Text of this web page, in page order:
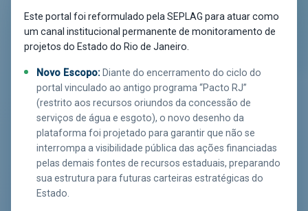
Este portal foi reformulado pela SEPLAG para atuar como
um canal institucional permanente de monitoramento de
projetos do Estado do Rio de Janeiro.
Novo Escopo:Diante do encerramento do ciclo do
portal vinculado ao antigo programa “Pacto RJ”
(restrito aos recursos oriundos da concessão de
serviços de água e esgoto), o novo desenho da
plataforma foi projetado para garantir que não se
interrompa a visibilidade pública das ações financiadas
pelas demais fontes de recursos estaduais, preparando
sua estrutura para futuras carteiras estratégicas do
Estado.
Portal de Projetos do
Estado do Rio de Janeiro
Plataforma de monitoramento e transparência ativa da
execução de projetos do Poder Executivo estadual, sob
gestão da Secretaria de Estado de Planejamento e
Gestão (SEPLAG RJ). Acesso público e contínuo a dados
e ferramentas de utilidade pública.
Acessar Transparência